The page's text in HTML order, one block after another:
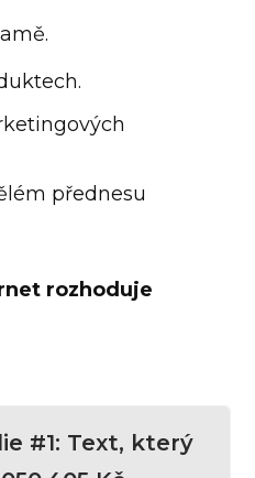
přednesu
rozhoduje
#1: Text, který